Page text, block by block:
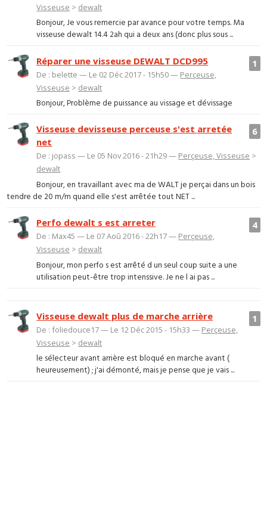
Visseuse > dewalt
Bonjour, Je vous remercie par avance pour votre temps. Ma
visseuse dewalt 14.4 2ah qui a deux ans (donc plus sous ...
1
Réparer une visseuse DEWALT DCD995
De : belette — Le 02 Déc 2017 - 15h50 — Perçeuse,
Visseuse > dewalt
Bonjour, Problème de puissance au vissage et dévissage
6
Visseuse devisseuse perceuse s'est arretée
net
De : jopass — Le 05 Nov 2016 - 21h29 — Perçeuse, Visseuse >
dewalt
Bonjour, en travaillant avec ma de WALT je perçai dans un bois
tendre de 20 m/m quand elle s'est arrêtée tout NET ...
4
Perfo dewalt s est arreter
De : Max45 — Le 07 Aoû 2016 - 22h17 — Perçeuse,
Visseuse > dewalt
Bonjour, mon perfo s est arrêté d un seul coup suite a une
utilisation peut-être trop intenssive. Je ne l ai pas ...
1
Visseuse dewalt plus de marche arrière
De : foliedouce17 — Le 12 Déc 2015 - 15h33 — Perçeuse,
Visseuse > dewalt
le sélecteur avant arrière est bloqué en marche avant (
heureusement) ; j'ai démonté, mais je pense que je vais ...